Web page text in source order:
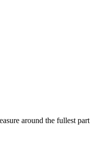
around the fullest part